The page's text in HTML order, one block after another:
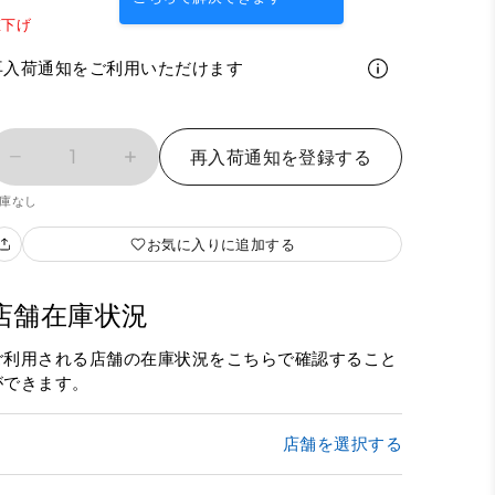
げ
入荷通知をご利用いただけます
1 再入荷通知を登録する
なし
お気に入りに追加する
舗在庫状況
利用される店舗の在庫状況をこちらで確認すること
きます。
店舗を選択する